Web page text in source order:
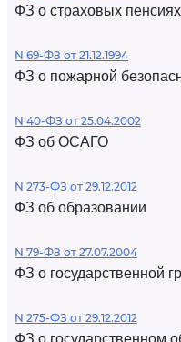
ФЗ о страховых пенсиях
N 69-ФЗ от 21.12.1994
ФЗ о пожарной
N 40-ФЗ от 25.04.2002
ФЗ об ОСАГО
N 273-ФЗ от 29.12.2012
ФЗ об образовании
N 79-ФЗ от 27.07.2004
ФЗ о государственной
N 275-ФЗ от 29.12.2012
ФЗ о государственном